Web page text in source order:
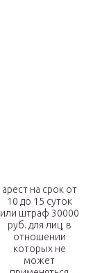
арест на срок от
10 до 15 суток
или штраф 30000
руб. для лиц, в
отношении
которых не
может